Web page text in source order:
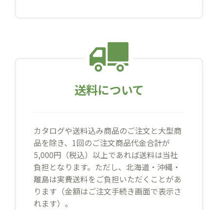
送料について
カタログや送料込み商品のご注文と大型商
品を除き、1回のご注文商品代金合計が
5,000円（税込）以上であれば送料は当社
負担となります。ただし、北海道・沖縄・
離島は実費送料をご負担いただくことがあ
ります（金額はご注文手続き画面で表示さ
れます）。